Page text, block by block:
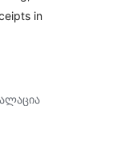
in